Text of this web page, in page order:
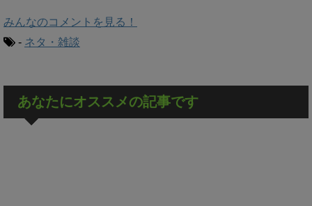
みんなのコメントを見る！
- ネタ・雑談
あなたにオススメの記事です